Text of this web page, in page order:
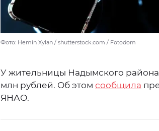
Фото: Hemin Xylan / shutterstock.com / Fotodom
У жительницы Надымского
млн рублей. Об этом сообщила
ЯНАО.